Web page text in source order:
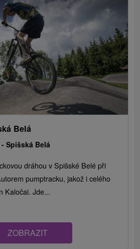
Belá
-Spišská Belá
dráhou v Spišské Belé při
pumptracku, jakož i celého
Kaločai. Jde...
ZOBRAZIT